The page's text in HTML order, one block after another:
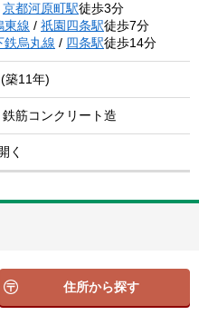
京都河原町駅徒歩3分
東線 / 祇園四条駅徒歩7分
鉄烏丸線 / 四条駅徒歩14分
築11年)
筋コンクリート造
く
住所から探す